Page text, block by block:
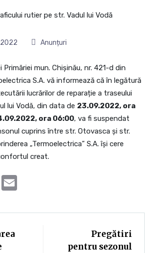
Anunțuri
mun. Chișinău, nr. 421-d din
S.A. vă informează că în legătură
lucrărilor de reparație a traseului
lui Vodă, din data de 23.09.2022, ora
ora 06:00, va fi suspendat
cuprins între str. Otovasca și str.
„Termoelectrica” S.A. îşi cere
creat.
LinkedIn
Pregătiri
pentru sezonul